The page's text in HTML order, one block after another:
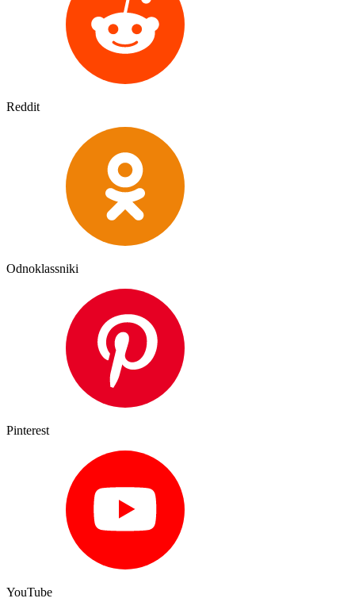
Reddit
Odnoklassniki
Pinterest
YouTube